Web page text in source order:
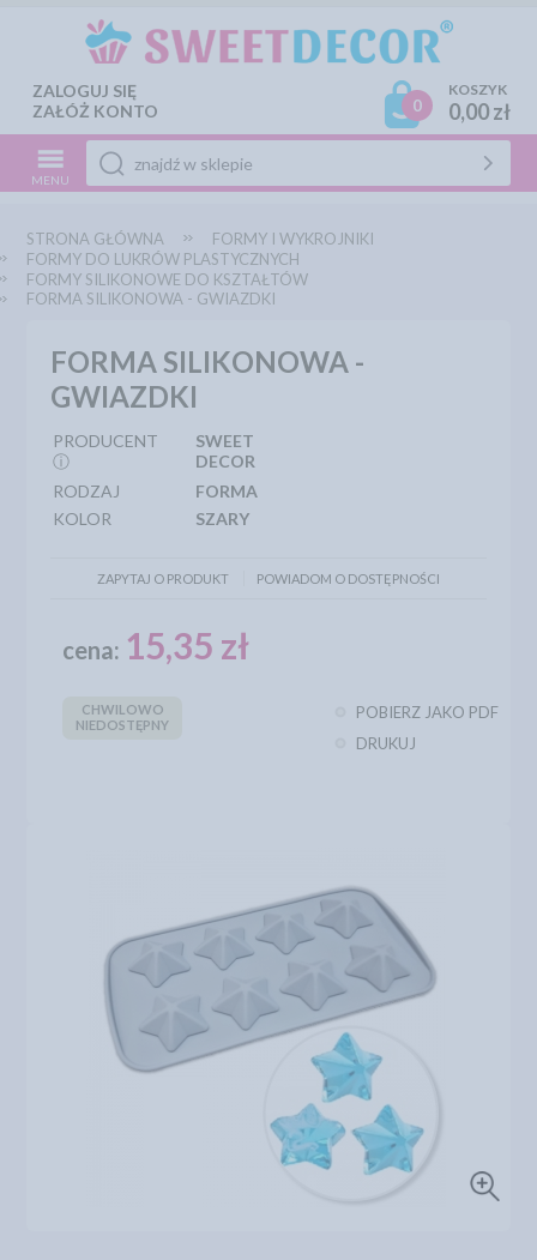
ZALOGUJ SIĘ
ZAŁÓŻ KONTO
0
KOSZYK
0,00 zł
MENU
STRONA GŁÓWNA
FORMY I WYKROJNIKI
FORMY DO LUKRÓW PLASTYCZNYCH
FORMY SILIKONOWE DO KSZTAŁTÓW
FORMA SILIKONOWA - GWIAZDKI
FORMA SILIKONOWA -
GWIAZDKI
PRODUCENT
ⓘ
SWEET
DECOR
RODZAJ
FORMA
KOLOR
SZARY
ZAPYTAJ O PRODUKT POWIADOM O DOSTĘPNOŚCI
cena: 15,35 zł
CHWILOWO
NIEDOSTĘPNY
POBIERZ JAKO PDF
DRUKUJ